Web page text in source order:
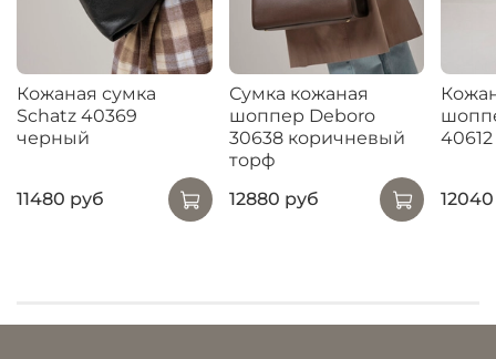
Кожаная сумка
Schatz 40369
черный
11480 руб
Сумка кожаная
шоппер Deboro
30638 коричневый
торф
12880 руб